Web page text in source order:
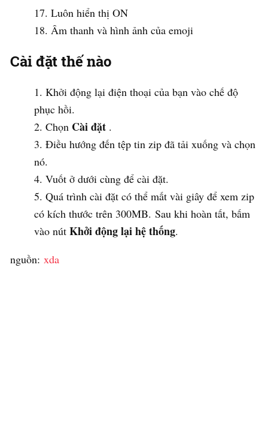
Luôn hiển thị ON
Âm thanh và hình ảnh của emoji
Cài đặt thế nào
Khởi động lại điện thoại của bạn vào chế độ
phục hồi.
Chọn Cài đặt .
Điều hướng đến tệp tin zip đã tải xuống và chọn
nó.
Vuốt ở dưới cùng để cài đặt.
Quá trình cài đặt có thể mất vài giây để xem zip
có kích thước trên 300MB. Sau khi hoàn tất, bấm
vào nút Khởi động lại hệ thống.
nguồn: xda